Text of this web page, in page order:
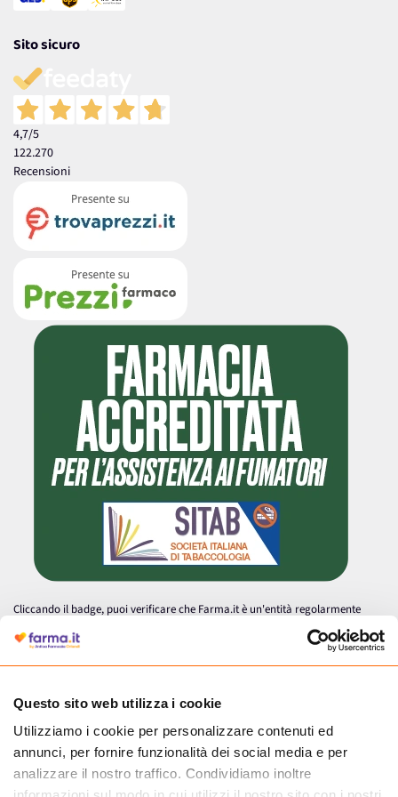
Questo sito web utilizza i cookie
Utilizziamo i cookie per personalizzare contenuti ed
annunci, per fornire funzionalità dei social media e per
analizzare il nostro traffico. Condividiamo inoltre
Sito sicuro
4,7/5
122.270
Recensioni
Cliccando il badge, puoi verificare che Farma.it è un'entità regolarmente
autorizzata dal Ministero della Salute a effettuare la vendita online di
medicinali.